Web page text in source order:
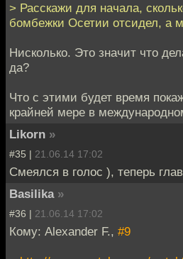
> Расскажи для начала,
бомбежки Осетии отсидел, а
Нисколько. Это значит что
да?
Что с этими будет время
крайней мере в
Likorn »
#35 | 21.06.14 17:02
Смеялся в голос ), теперь
Basilika »
#36 | 21.06.14 17:02
Кому: Alexander F., #9